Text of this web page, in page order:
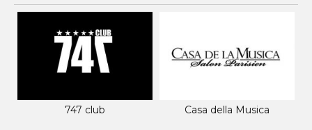
747 club Casa della Musica